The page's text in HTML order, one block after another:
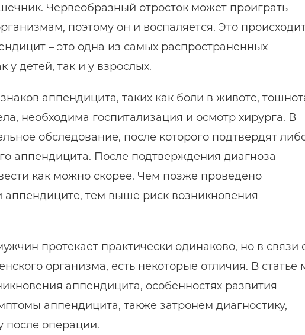
Червеобразный отросток может проиграть
поэтому он и воспаляется. Это
– это одна из самых распространенных
у детей, так и у взрослых.
аппендицита, таких как боли в животе,
необходима госпитализация и осмотр хирурга. В
обследование, после которого подтвердят
аппендицита. После подтверждения диагноза
как можно скорее. Чем позже проведено
аппендиците, тем выше риск возникновения
протекает практически одинаково, но в связи
организма, есть некоторые отличия. В статье
аппендицита, особенностях развития
аппендицита, также затронем диагностику,
после операции.